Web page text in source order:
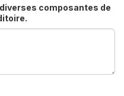
composantes de